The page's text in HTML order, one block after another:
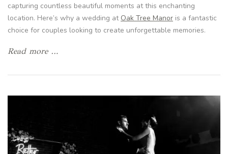
capturing countless beautiful moments at this enchanting
location. Here’s why a wedding at Oak Tree Manor is a fantastic
choice for couples looking to create unforgettable memories.
Read more …